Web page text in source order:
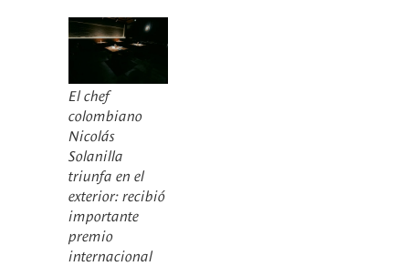
El chef
colombiano
Nicolás
Solanilla
triunfa en el
exterior: recibió
importante
premio
internacional